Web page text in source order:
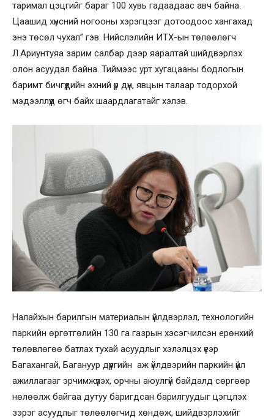
таримал цэцгийг бараг 100 хувь гадаадаас авч байна.
Цаашид хүнсний ногооны хэрэгцээг дотоодоос хангахад
энэ төсөл чухал” гэв. Нийслэлийн ИТХ-ын төлөөлөгч
Л.Ариунтуяа зарим салбар дээр яаралтай шийдвэрлэх
олон асуудал байна. Тиймээс урт хугацааны бодлогын
баримт бичгүүдийн эхний үр дүн, явцын талаар тодорхой
мэдээллүүд өгч байх шаардлагатайг хэлэв.
Налайхын барилгын материалын үйлдвэрлэл, технологийн
паркийн өргөтгөлийн 130 га газрын хэсэгчилсэн ерөнхий
төлөвлөгөө батлах тухай асуудлыг хэлэлцэх үеэр
Багахангай, Багануур дүүргийн аж үйлдвэрийн паркийн үйл
ажиллагааг эрчимжүүлэх, орчны аюулгүй байдалд сөргөөр
нөлөөлж байгаа дутуу баригдсан барилгуудыг цэгцлэх
зэрэг асуудлыг төлөөлөгчид хөндөж, шийдвэрлэхийг